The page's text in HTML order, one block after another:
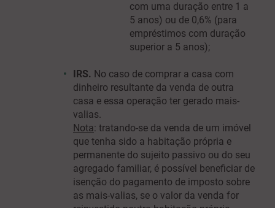
com uma duração entre 1 a
5 anos) ou de 0,6% (para
empréstimos com duração
superior a 5 anos);
IRS. No caso de comprar a casa com
dinheiro resultante da venda de outra
casa e essa operação ter gerado mais-
valias.
Nota: tratando-se da venda de um imóvel
que tenha sido a habitação própria e
permanente do sujeito passivo ou do seu
agregado familiar, é possível beneficiar de
isenção do pagamento de imposto sobre
as mais-valias, se o valor da venda for